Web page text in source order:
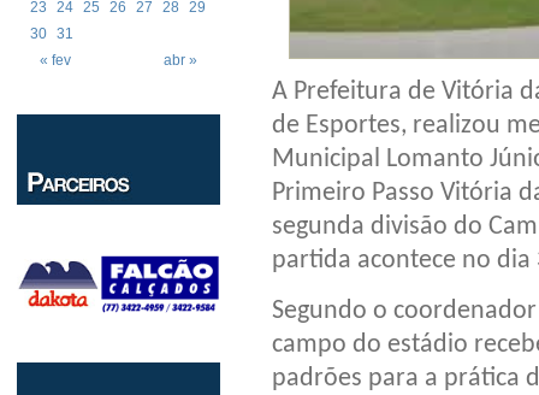
« fev abr »
23
24 25 26 27 28
29
30 31
A Prefeitura de Vitória
de Esportes, realizou
Municipal Lomanto
Primeiro Passo Vitória
segunda divisão do
partida acontece no dia
Segundo o
campo do estádio
padrões para a prática